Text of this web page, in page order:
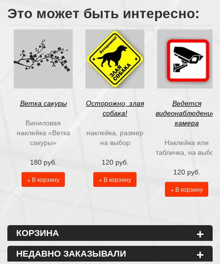
Это может быть интересно:
Ветка сакуры
Виниловая
наклейка «Ветка
сакуры»
180 руб.
+ В корзину
Осторожно, злая
собака!
наклейка, размер
на выбор
120 руб.
+ В корзину
Ведется
видеонаблюдение:
камера
Наклейка или
табличка, на выбор
120 руб.
+ В корзину
КОРЗИНА +
НЕДАВНО ЗАКАЗЫВАЛИ +